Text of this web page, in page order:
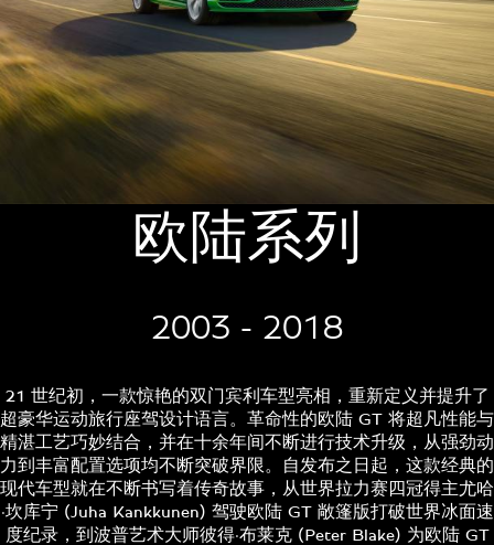
欧陆系列
2003 - 2018
21 世纪初，一款惊艳的双门宾利车型亮相，重新定义并提升了
超豪华运动旅行座驾设计语言。革命性的欧陆 GT 将超凡性能与
精湛工艺巧妙结合，并在十余年间不断进行技术升级，从强劲动
力到丰富配置选项均不断突破界限。自发布之日起，这款经典的
现代车型就在不断书写着传奇故事，从世界拉力赛四冠得主尤哈
·坎库宁 (Juha Kankkunen) 驾驶欧陆 GT 敞篷版打破世界冰面速
度纪录，到波普艺术大师彼得·布莱克 (Peter Blake) 为欧陆 GT